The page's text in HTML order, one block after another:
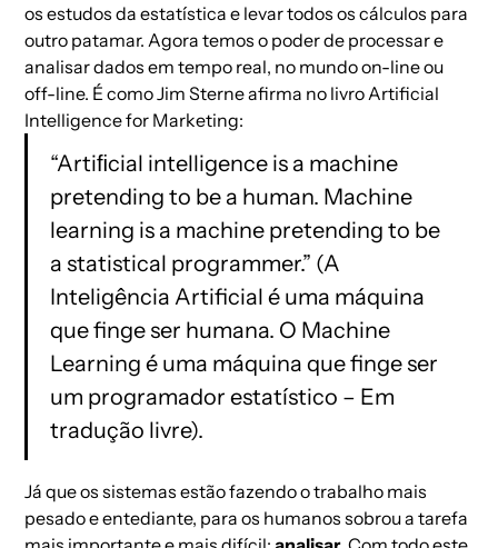
os estudos da estatística e levar todos os cálculos para
outro patamar. Agora temos o poder de processar e
analisar dados em tempo real, no mundo on-line ou
off-line. É como Jim Sterne afirma no livro Artificial
Intelligence for Marketing:
“Artiﬁcial intelligence is a machine
pretending to be a human. Machine
learning is a machine pretending to be
a statistical programmer.” (A
Inteligência Artificial é uma máquina
que finge ser humana. O Machine
Learning é uma máquina que finge ser
um programador estatístico – Em
tradução livre).
Já que os sistemas estão fazendo o trabalho mais
pesado e entediante, para os humanos sobrou a tarefa